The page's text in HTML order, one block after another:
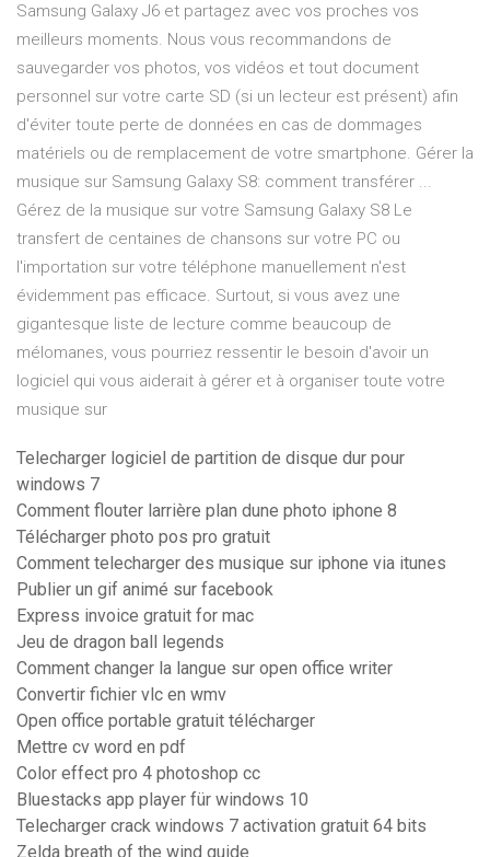
Samsung Galaxy J6 et partagez avec vos proches vos
meilleurs moments. Nous vous recommandons de
sauvegarder vos photos, vos vidéos et tout document
personnel sur votre carte SD (si un lecteur est présent) afin
d'éviter toute perte de données en cas de dommages
matériels ou de remplacement de votre smartphone. Gérer la
musique sur Samsung Galaxy S8: comment transférer ...
Gérez de la musique sur votre Samsung Galaxy S8 Le
transfert de centaines de chansons sur votre PC ou
l'importation sur votre téléphone manuellement n'est
évidemment pas efficace. Surtout, si vous avez une
gigantesque liste de lecture comme beaucoup de
mélomanes, vous pourriez ressentir le besoin d'avoir un
logiciel qui vous aiderait à gérer et à organiser toute votre
musique sur
Telecharger logiciel de partition de disque dur pour
windows 7
Comment flouter larrière plan dune photo iphone 8
Télécharger photo pos pro gratuit
Comment telecharger des musique sur iphone via itunes
Publier un gif animé sur facebook
Express invoice gratuit for mac
Jeu de dragon ball legends
Comment changer la langue sur open office writer
Convertir fichier vlc en wmv
Open office portable gratuit télécharger
Mettre cv word en pdf
Color effect pro 4 photoshop cc
Bluestacks app player für windows 10
Telecharger crack windows 7 activation gratuit 64 bits
Zelda breath of the wind guide